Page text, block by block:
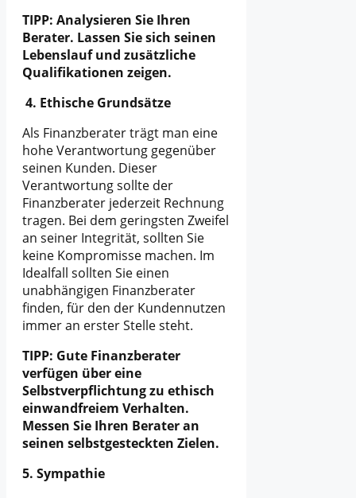
TIPP: Analysieren Sie Ihren
Berater. Lassen Sie sich seinen
Lebenslauf und zusätzliche
Qualifikationen zeigen.
4. Ethische Grundsätze
Als Finanzberater trägt man eine
hohe Verantwortung gegenüber
seinen Kunden. Dieser
Verantwortung sollte der
Finanzberater jederzeit Rechnung
tragen. Bei dem geringsten Zweifel
an seiner Integrität, sollten Sie
keine Kompromisse machen. Im
Idealfall sollten Sie einen
unabhängigen Finanzberater
finden, für den der Kundennutzen
immer an erster Stelle steht.
TIPP: Gute Finanzberater
verfügen über eine
Selbstverpflichtung zu ethisch
einwandfreiem Verhalten.
Messen Sie Ihren Berater an
seinen selbstgesteckten Zielen.
5. Sympathie